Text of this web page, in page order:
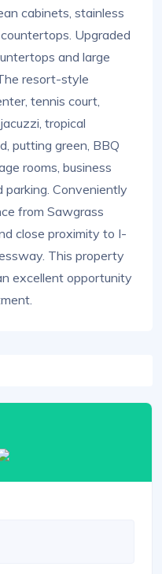
cabinets, stainless
Upgraded
and large
resort-style
tennis court,
tropical
putting green, BBQ
rooms, business
parking. Conveniently
from Sawgrass
close proximity to I-
This property
excellent opportunity